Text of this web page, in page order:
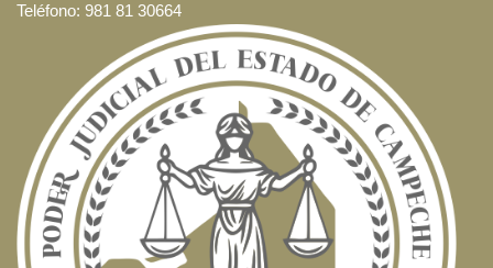
Teléfono: 981 81 30664